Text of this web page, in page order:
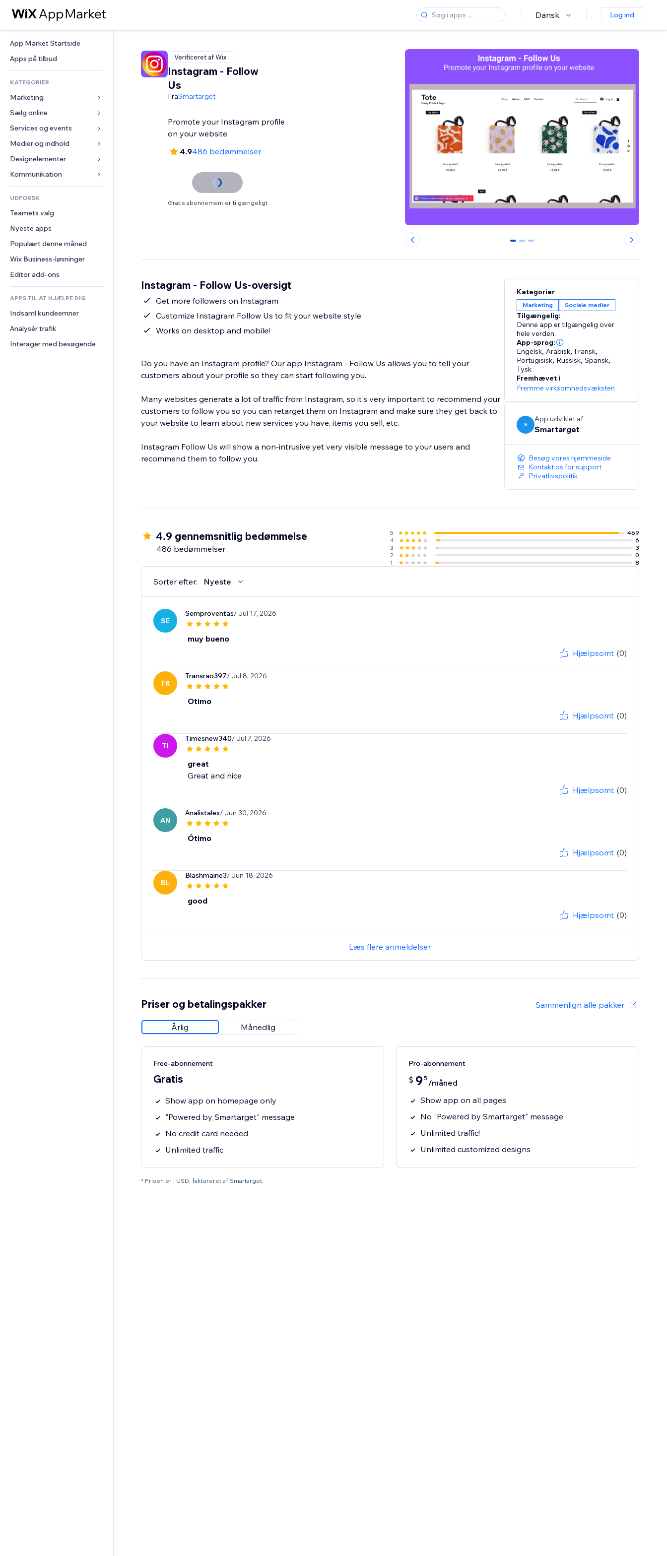
Dansk Log ind
App Market Startside
Apps på tilbud
KATEGORIER
Marketing
Annoncer
Mobil
Statistikker
Hjemmesideregister
E-mail
Sælg online
Apps til Webshops
Forsendelse og levering
Sælg-knapper
Bogføring
Kuponer og loyalitet
Lagerløsninger
Services og events
Hoteller
Events
Restauranter
Ejendomshandel
Bookinger
Medier og indhold
Galleri
Musik
Podcasts
Fotografi
Video
PDF
Fildeling
Nyheder
Designelementer
Kort og Navigation
Privatliv & Sikkerhed
Ur
Sideskabeloner
Billedeffekter
Knapper og menuer
Bannere og badges
Lommeregnere
Søg
Vejr
Diagrammer og tabeller
Formularer
Meningsmålinger
Chat
Kommentarer
Telefon
Fællesskab
Anmeldelser og anbefalinger
CRM
UDFORSK
Teamets valg
Nyeste apps
Populært denne måned
Wix Business-løsninger
Editor add-ons
APPS TIL AT HJÆLPE DIG
Indsaml kundeemner
Analysér trafik
Interager med besøgende
Verificeret af Wix
Instagram - Follow
Us
FraSmartarget
Promote your Instagram profile
on your website
4.9486 bedømmelser
Gratis abonnement er tilgængeligt
0 1 2
Instagram - Follow Us-oversigt
Get more followers on Instagram
Customize Instagram Follow Us to fit your website style
Works on desktop and mobile!
Do you have an Instagram profile? Our app Instagram - Follow Us allows you to tell your
customers about your profile so they can start following you.
Many websites generate a lot of traffic from Instagram, so it's very important to recommend your
customers to follow you so you can retarget them on Instagram and make sure they get back to
your website to learn about new services you have, items you sell, etc.
Instagram Follow Us will show a non-intrusive yet very visible message to your users and
recommend them to follow you.
Kategorier
Marketing Sociale medier
Tilgængelig:
Denne app er tilgængelig over
hele verden.
App-sprog:
Engelsk, Arabisk, Fransk,
Portugisisk, Russisk,Spansk,
Tysk
Fremhævet i
Fremme virksomhedsvæksten
S
App udviklet af
Smartarget
Besøg vores hjemmeside
Kontakt os for support
Privatlivspolitik
4.9 gennemsnitlig bedømmelse
486 bedømmelser
5
469
4
6
3
3
2
0
1
8
Sorter efter: Nyeste
SE
Semproventas/ Jul 17, 2026
muy bueno
Hjælpsomt (0)
TR
Transrao397/ Jul 8, 2026
Otimo
Hjælpsomt (0)
TI
Timesnew340/ Jul 7, 2026
great
Great and nice
Hjælpsomt (0)
AN
Analistalex/ Jun 30, 2026
Ótimo
Hjælpsomt (0)
BL
Blashmaine3/ Jun 18, 2026
good
Hjælpsomt (0)
Læs flere anmeldelser
Priser og betalingspakker Sammenlign alle pakker
Årlig Månedlig
Free-abonnement
Gratis
Show app on homepage only
"Powered by Smartarget" message
No credit card needed
Unlimited traffic
Pro-abonnement
$ 9 5 /måned
Show app on all pages
No "Powered by Smartarget" message
Unlimited traffic!
Unlimited customized designs
* Prisen er i USD, faktureret af Smartarget.